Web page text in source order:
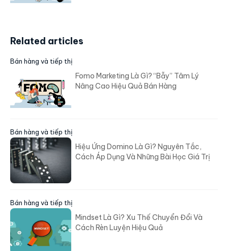
Related articles
Bán hàng và tiếp thị
Fomo Marketing Là Gì? “Bẫy” Tâm Lý
Nâng Cao Hiệu Quả Bán Hàng
Bán hàng và tiếp thị
Hiệu Ứng Domino Là Gì? Nguyên Tắc,
Cách Áp Dụng Và Những Bài Học Giá Trị
Bán hàng và tiếp thị
Mindset Là Gì? Xu Thế Chuyển Đổi Và
Cách Rèn Luyện Hiệu Quả